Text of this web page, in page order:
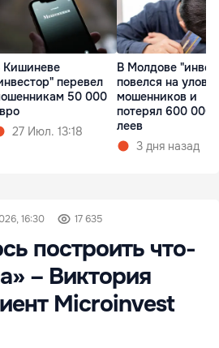
Кишиневе
перевел
50 000
27 Июл. 13:18
В Молдове
повелся на
мошенников и
потерял 600 000
леев
3 дня назад
16:30 17 635
построить что-
– Виктория
Microinvest